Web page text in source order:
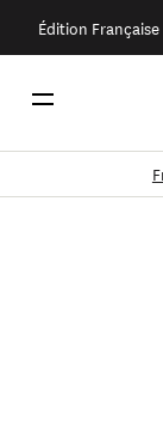
Édition Française